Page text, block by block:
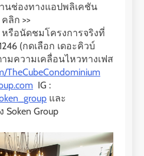
นช่องทางแอปพลิเคชัน
ลิก >>
หรือนัดชมโครงการจริงที่
(กดเลือก เดอะคิวบ์
มความเคลื่อนไหวทางเฟส
TheCubeCondominium
IG :
และ
Soken Group